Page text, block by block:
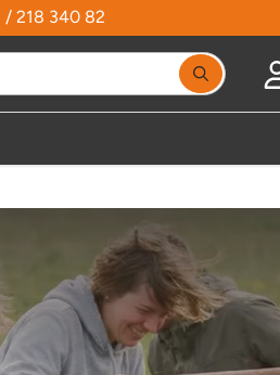
/ 218 340 82